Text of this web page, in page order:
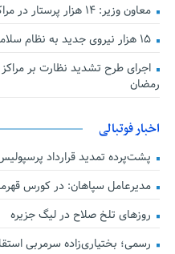
معاون وزیر: ۱۴ هزار پرستار در مراکز درمانی کشور فعالیت می‌کنند
۱۵ هزار نیروی جدید به نظام سلامت کشور افزوده شد
اجرای طرح تشدید نظارت بر
رمضان
اخبار فوتبالی
پشت‌پرده تمدید قرارداد
مدیرعامل سپاهان: در کورس
روزهای تلخ صلاح در لیگ جزیره
رسمی؛ بختیاری‌زاده سرمربی